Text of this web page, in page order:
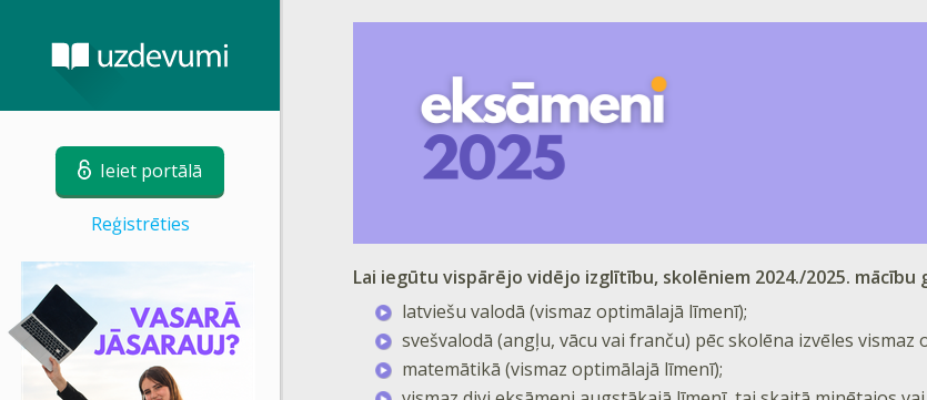
Ieiet portālā
Reģistrēties
Lai iegūtu vispārējo vidējo izglītību, skolēniem 2024./2025.
latviešu valodā (vismaz optimālajā līmenī);
svešvalodā (angļu, vācu vai franču) pēc skolēna izvēles vismaz
matemātikā (vismaz optimālajā līmenī);